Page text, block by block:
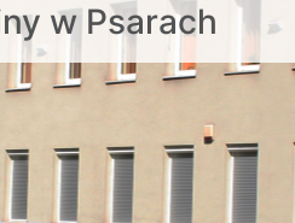
w Psarach